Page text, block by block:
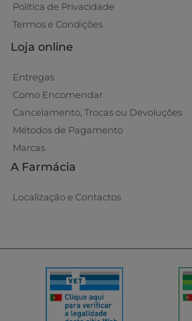
Política de Privacidade
Termos e Condições
Loja online
Entregas
Como Encomendar
Cancelamento, Trocas ou Devoluções
Métodos de Pagamento
Marcas
A Farmácia
Localização e Contactos